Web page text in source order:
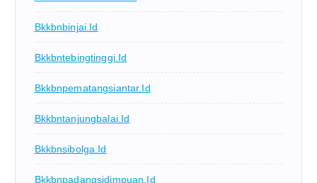
Bkkbnbinjai.id
Bkkbntebingtinggi.id
Bkkbnpematangsiantar.id
Bkkbntanjungbalai.id
Bkkbnsibolga.id
Bkkbnpadangsidimpuan.id